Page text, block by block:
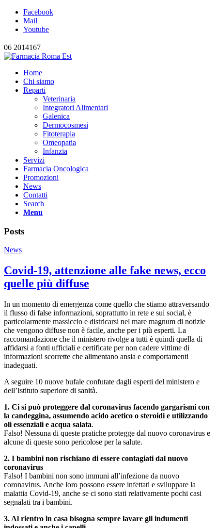
Facebook
Mail
Youtube
06 2014167
Home
Chi siamo
Reparti
Veterinaria
Integratori Alimentari
Galenica
Dermocosmesi
Fitoterapia
Omeopatia
Infanzia
Servizi
Farmacia Oncologica
Promozioni
News
Contatti
Search
Menu
Posts
News
Covid-19, attenzione alle fake news, ecco
quelle più diffuse
In un momento di emergenza come quello che stiamo attraversando
il flusso di false informazioni, soprattutto in rete e sui social, è
particolarmente massiccio e districarsi nel mare magnum di notizie
che vengono diffuse non è facile, anche per i più esperti. La
raccomandazione che il ministero rivolge a tutti è quindi quella di
affidarsi a fonti ufficiali e certificate per non cadere vittime di
informazioni scorrette che alimentano ansia e comportamenti
inadeguati.
A seguire 10 nuove bufale confutate dagli esperti del ministero e
dell’Istituto superiore di sanità.
1. Ci si può proteggere dal coronavirus facendo gargarismi con
la candeggina, assumendo acido acetico o steroidi e utilizzando
oli essenziali e acqua salata.
Falso! Nessuna di queste pratiche protegge dal nuovo coronavirus e
alcune di queste sono pericolose per la salute.
2. I bambini non rischiano di essere contagiati dal nuovo
coronavirus
Falso! I bambini non sono immuni all’infezione da nuovo
coronavirus. Anche loro possono essere infettati e sviluppare la
malattia Covid-19, anche se ci sono stati relativamente pochi casi
segnalati tra i bambini.
3. Al rientro in casa bisogna sempre lavare gli indumenti